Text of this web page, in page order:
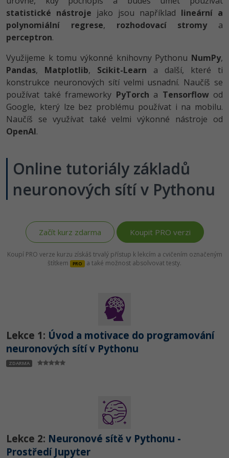
Marketing -30%
WordPress
SEO
UX
Business
-25%
MS Office -80%
Google Dokumenty
Time management
Windows
Kybernetická bezpečnost
Elektronický podpis
Adobe Illustrator -80%
Adobe Lightroom -30%
Adobe XD -15%
Adobe InDesign -25%
Adobe After Effects
-80%
Ostatní
Fórum
Kariéra
Pro firmy
statistické nástroje jako jsou například lineární a
polynomiální regrese, rozhodovací stromya
perceptron.
Využijeme k tomu výkonné knihovny Pythonu NumPy,
Pandas, Matplotlib, Scikit-Learn a další, které ti
konstrukce neuronových sítí velmi usnadní. Naučíš se
používat také frameworky PyTorch a Tensorflowod
Google, který lze bez problému používat i na mobilu.
Naučíš se využívat také velmi výkonné nástroje od
OpenAI.
Online tutoriály základů
neuronových sítí v Pythonu
Začít kurz zdarma Koupit PRO verzi
Koupí PRO verze kurzu získáš trvalý přístup k lekcím a cvičením označeným
štítkem
PRO a také možnost absolvovat testy.
Lekce 1: Úvod a motivace do programování
neuronových sítí v Pythonu
ZDARMA
Lekce 2: Neuronové sítě v Pythonu -
Prostředí Jupyter